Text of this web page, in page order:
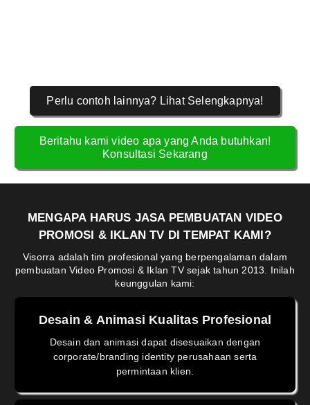
Perlu contoh lainnya? Lihat Selengkapnya!
Beritahu kami video apa yang Anda butuhkan!
Konsultasi Sekarang
MENGAPA HARUS JASA PEMBUATAN VIDEO
PROMOSI & IKLAN TV DI TEMPAT KAMI?
Visorra adalah tim profesional yang berpengalaman dalam
pembuatan Video Promosi & Iklan TV sejak tahun 2013. Inilah
keunggulan kami:
Desain & Animasi Kualitas Profesional
Desain dan animasi dapat disesuaikan dengan
corporate/branding identity perusahaan serta
permintaan klien.